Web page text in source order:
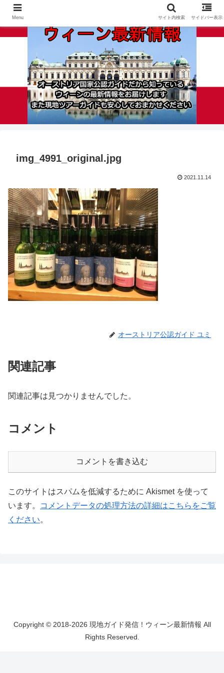
img_4991_original.jpg
2021.11.14
オーストリア公認ガイド ユミ
関連記事
関連記事は見つかりませんでした。
コメント
コメントを書き込む
このサイトはスパムを低減するために Akismet を使って
います。
コメントデータの処理方法の詳細はこちらをご覧
ください。
Copyright © 2018-2026 現地ガイド発信！ウィーン最新情報 All
Rights Reserved.
Menu サイト内検索 サイドバー表示